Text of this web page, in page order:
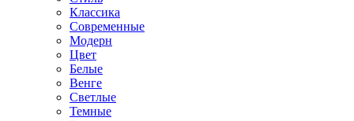
Классика
Современные
Модерн
Цвет
Белые
Венге
Светлые
Темные